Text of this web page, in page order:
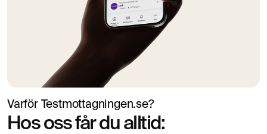
Varför Testmottagningen.se?
Hos oss får du alltid: